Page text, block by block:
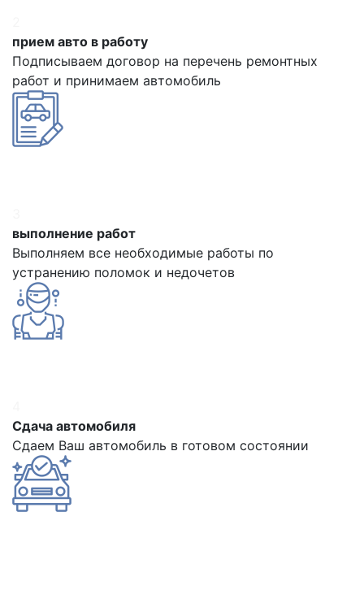
прием авто в работу
Подписываем договор на перечень ремонтных
работ и принимаем автомобиль
выполнение работ
Выполняем все необходимые работы по
устранению поломок и недочетов
Сдача автомобиля
Сдаем Ваш автомобиль в готовом состоянии